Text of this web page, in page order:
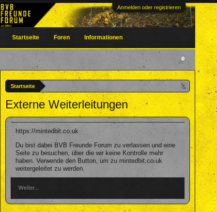
Anmelden oder registrieren
Startseite
Externe Weiterleitungen
https://mintedbit.co.uk
Du bist dabei BVB Freunde Forum zu verlassen und eine
Seite zu besuchen, über die wir keine Kontrolle mehr
haben. Verwende den Button, um zu mintedbit.co.uk
weitergeleitet zu werden.
Weiter...
Startseite Foren Informationen